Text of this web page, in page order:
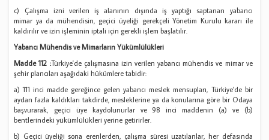
c) Çalışma izni verilen iş alanının dışında iş yaptığı saptanan yabancı
mimar ya da mühendisin, geçici üyeliği gerekçeli Yönetim Kurulu kararı ile
kaldırılır ve izin işleminin iptali için gerekli işlem başlatılır.
Yabancı Mühendis ve Mimarların Yükümlülükleri
Madde 112 :Türkiye'de çalışmasına izin verilen yabancı mühendis ve mimar ve
şehir plancıları aşağıdaki hükümlere tabidir:
a) 111 inci madde gereğince gelen yabancı meslek mensupları, Türkiye'de bir
aydan fazla kaldıkları takdirde, mesleklerine ya da konularına göre bir Odaya
başvurarak, geçici üye kaydolunurlar ve 98 inci maddenin (a) ve (b)
bentlerindeki yükümlülükleri yerine getirirler.
b) Geçici üyeliği sona erenlerden, çalışma süresi uzatılanlar, her defasında